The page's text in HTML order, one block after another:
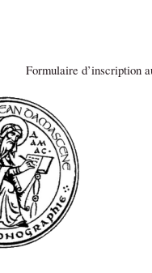
Formulaire d’inscription